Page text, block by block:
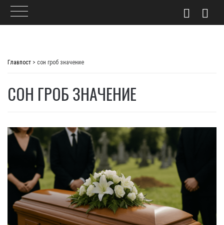
Главпост > сон гроб значение
СОН ГРОБ ЗНАЧЕНИЕ